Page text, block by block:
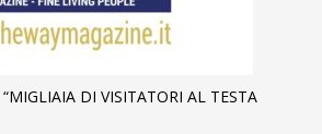
DI VISITATORI AL TESTA